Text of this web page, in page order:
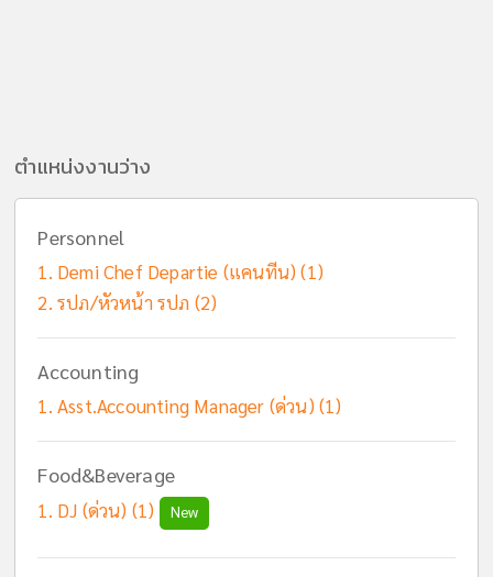
ตำแหน่งงานว่าง
Personnel
Demi Chef Departie (แคนทีน) (1)
รปภ/หัวหน้า รปภ (2)
Accounting
Asst.Accounting Manager (ด่วน) (1)
Food&Beverage
DJ (ด่วน) (1) New